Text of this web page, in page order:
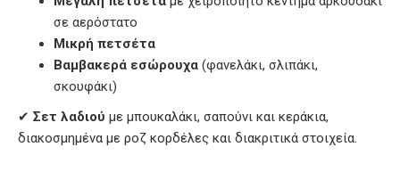
σε αερόστατο
Μικρή πετσέτα
Βαμβακερά εσώρουχα (φανελάκι, σλιπάκι,
σκουφάκι)
✔ Σετ λαδιού με μπουκαλάκι, σαπούνι και κεράκια,
διακοσμημένα με ροζ κορδέλες και διακριτικά στοιχεία.